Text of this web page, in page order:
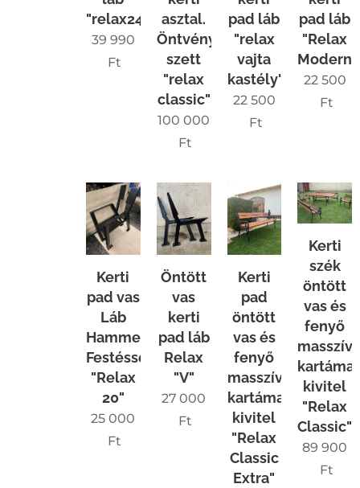
"relax24"
39 990
Ft
asztal.
Öntvény
szett
"relax
classic"
100 000
Ft
pad láb
"relax
vajta
kastély"
22 500
Ft
pad láb
"Relax
Modern"
22 500
Ft
Kerti
pad vas
Láb
Hammerite
Festéssel
"Relax
20"
25 000
Ft
Öntött
vas
kerti
pad láb
Relax
"V"
27 000
Ft
Kerti
pad
öntött
vas és
fenyő
masszív
kartámaszos
kivitel
"Relax
Classic
Extra"
Kerti
szék
öntött
vas és
fenyő
masszív
kivitel
"Relax
Classic"
89 900
Ft